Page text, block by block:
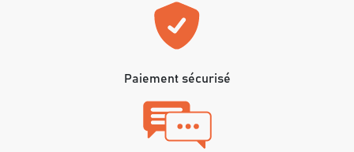
Paiement sécurisé